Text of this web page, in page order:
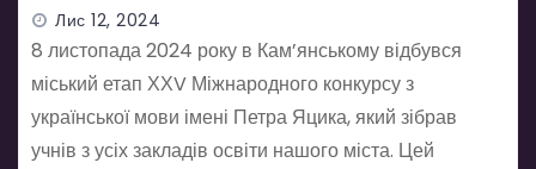
ЯЦИКА
Лис 12, 2024
8 листопада 2024 року в Кам’янському відбувся
міський етап ХХV Міжнародного конкурсу з
української мови імені Петра Яцика, який зібрав
учнів з усіх закладів освіти нашого міста. Цей